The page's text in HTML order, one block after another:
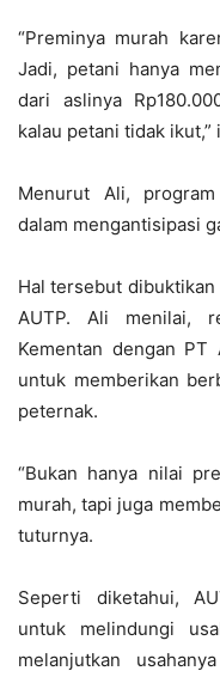
“Preminya murah
Jadi, petani hanya
dari aslinya
kalau petani tidak ikut,”
Menurut Ali,
dalam mengantisipasi
Hal tersebut
AUTP. Ali menilai,
Kementan dengan PT
untuk memberikan
peternak.
“Bukan hanya nilai
murah, tapi juga
tuturnya.
Seperti diketahui,
untuk melindungi
melanjutkan